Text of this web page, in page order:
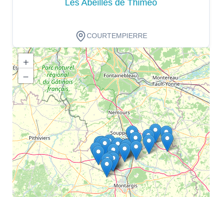
Les Abeilles de Thiméo
COURTEMPIERRE
Dégustation
+
−